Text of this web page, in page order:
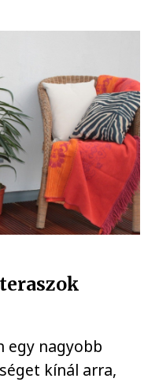
egy nagyobb
kínál arra,